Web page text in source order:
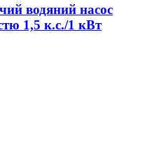
водяний насос
1,5 к.с./1 кВт